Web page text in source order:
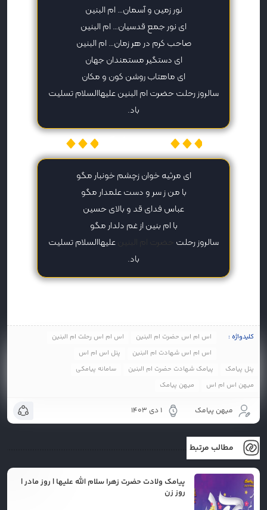
نور زمین و آسمان… ام البنین
ای نور جمع قدسیان… ام البنین
صاحب کرم در هر زمان… ام البنین
ای دستگیر مستمندان جهان
ای ماهتاب روشن کون و مکان
سالروز رحلت حضرت ام البنین علیهاالسلام تسلیت
باد.
ای مرثیه خوان زچشم خونبار مگو
با من ز سر و دست علمدار مگو
عباس فدای قد و بالای حسین
با ام بنین از غم دلدار مگو
سالروز رحلت
علیهاالسلام تسلیت
باد.
کلیدواژه : اس ام اس حضرت ام البنین
اس ام اس رحلت ام البنین
اس ام اس شهادت ام البنین
پنل اس ام اس
پنل پیامک
پیامک شهادت حضرت ام البنین
سامانه پیامکی
میهن اس ام اس
میهن پیامک
میهن پیامک 1 دی 1403
مطالب مرتبط
پیامک ولادت حضرت زهرا سلام الله علیها | روز مادر |
روز زن